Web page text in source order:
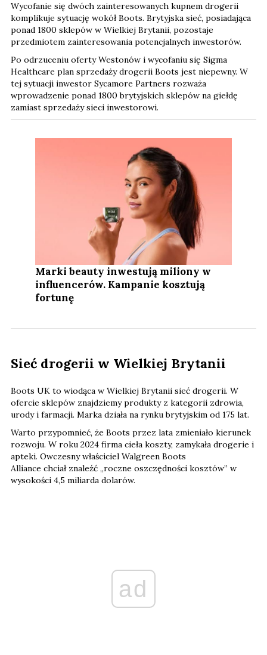
Wycofanie się dwóch zainteresowanych kupnem drogerii
komplikuje sytuację wokół Boots. Brytyjska sieć, posiadająca
ponad 1800 sklepów w Wielkiej Brytanii, pozostaje
przedmiotem zainteresowania potencjalnych inwestorów.
Po odrzuceniu oferty Westonów i wycofaniu się Sigma
Healthcare plan sprzedaży drogerii Boots jest niepewny. W
tej sytuacji inwestor Sycamore Partners rozważa
wprowadzenie ponad 1800 brytyjskich sklepów na giełdę
zamiast sprzedaży sieci inwestorowi.
Marki beauty inwestują miliony w
influencerów. Kampanie kosztują
fortunę
Sieć drogerii w Wielkiej Brytanii
Boots UK to wiodąca w Wielkiej Brytanii sieć drogerii. W
ofercie sklepów znajdziemy produkty z kategorii zdrowia,
urody i farmacji. Marka działa na rynku brytyjskim od 175 lat.
Warto przypomnieć, że Boots przez lata zmieniało kierunek
rozwoju. W roku 2024 firma cieła koszty, zamykała drogerie i
apteki. Owczesny właściciel Walgreen Boots
Alliance chciał znaleźć „roczne oszczędności kosztów” w
wysokości 4,5 miliarda dolarów.
ad